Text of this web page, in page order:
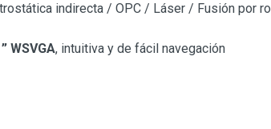
indirecta / OPC / Láser / Fusión por
WSVGA, intuitiva y de fácil navegación